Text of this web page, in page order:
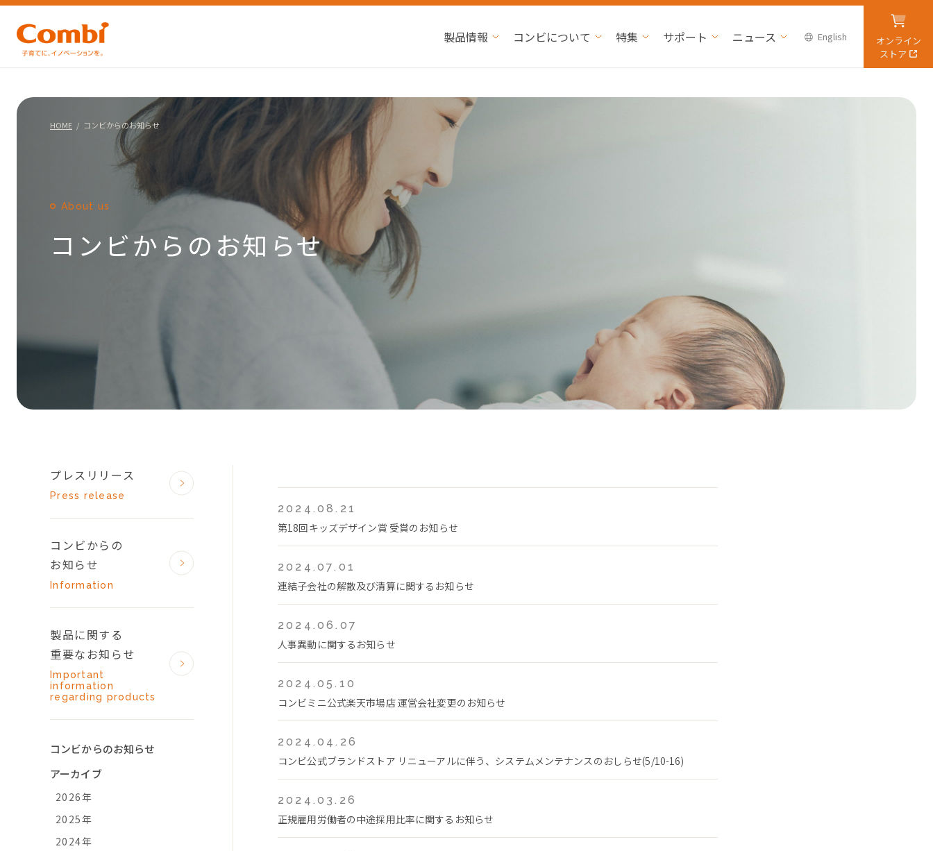
製品情報 コンビについて 特集 サポート ニュース English
オンライン
ストア
HOME コンビからのお知らせ
About us
コンビからのお知らせ
2024.08.21
第18回キッズデザイン賞 受賞のお知らせ
2024.07.01
連結子会社の解散及び清算に関するお知らせ
2024.06.07
人事異動に関するお知らせ
2024.05.10
コンビミニ公式楽天市場店 運営会社変更のお知らせ
2024.04.26
コンビ公式ブランドストア リニューアルに伴う、システムメンテナンスのおしらせ(5/10-16)
2024.03.26
正規雇用労働者の中途採用比率に関するお知らせ
プレスリリース
Press release
コンビからの
お知らせ
Information
製品に関する
重要なお知らせ
Important
information
regarding products
コンビからのお知らせ
アーカイブ
2026年
2025年
2024年